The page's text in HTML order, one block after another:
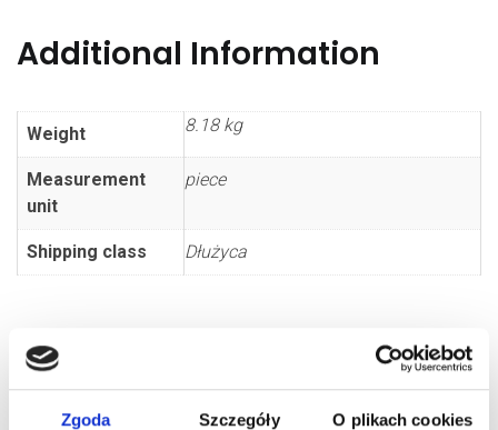
Zgoda Szczegóły O plikach cookies
Additional Information
Weight 8.18 kg
Measurement
unit
piece
Shipping class Dłużyca